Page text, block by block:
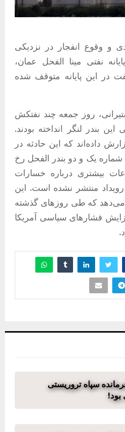
و وقوع انفجار در نزدیکی
نفتی مینا الفحل عمان،
در این پایانه متوقف شده
روز جمعه چند نفتکش
بندر لنگر انداخته بودند.
داده‌اند که این حادثه در
یک و دو بندر الفحل رخ
بیشتری درباره خسارات
رویداد منتشر نشده است. این
که طی روزهای گذشته
فشارهای سیاسی آمریکا
سپاه تروریستی